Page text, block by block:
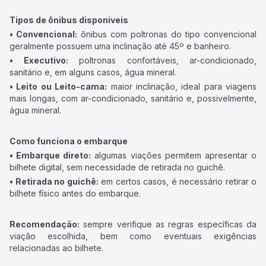
Tipos de ônibus disponíveis
• Convencional: ônibus com poltronas do tipo convencional
geralmente possuem uma inclinação até 45º e banheiro.
• Executivo: poltronas confortáveis, ar-condicionado,
sanitário e, em alguns casos, água mineral.
• Leito ou Leito-cama: maior inclinação, ideal para viagens
mais longas, com ar-condicionado, sanitário e, possivelmente,
água mineral.
Como funciona o embarque
• Embarque direto: algumas viações permitem apresentar o
bilhete digital, sem necessidade de retirada no guichê.
• Retirada no guichê: em certos casos, é necessário retirar o
bilhete físico antes do embarque.
Recomendação: sempre verifique as regras específicas da
viação escolhida, bem como eventuais exigências
relacionadas ao bilhete.